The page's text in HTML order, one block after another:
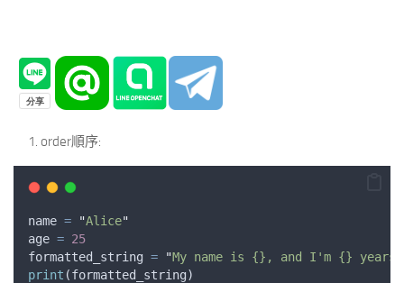
order順序:
name = "Alice"
age = 25
formatted_string = "My name is {}, and I'm {} years
print (formatted_string)